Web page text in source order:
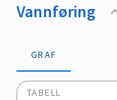
Vannføring
GRAF
TABELL